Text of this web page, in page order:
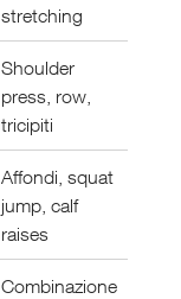
stretching
Shoulder
press, row,
tricipiti
Affondi, squat
jump, calf
raises
Combinazione